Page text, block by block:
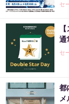
セ
通
セ
都